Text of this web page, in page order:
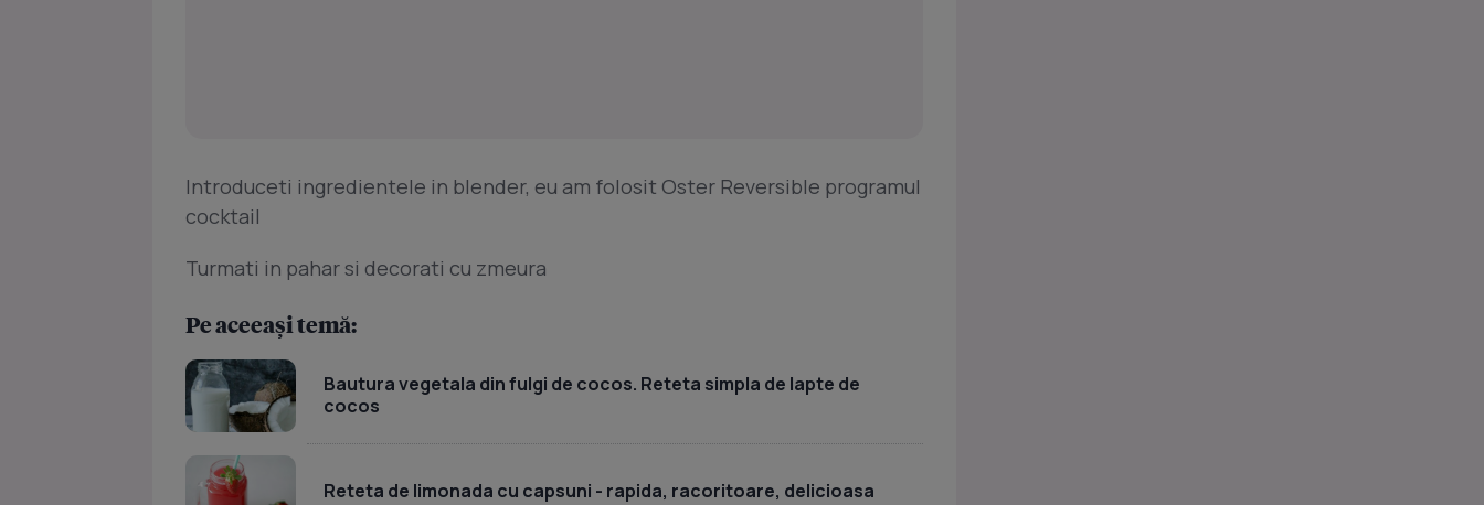
Introduceti ingredientele in blender, eu am folosit Oster Reversible programul
cocktail
Turmati in pahar si decorati cu zmeura
Pe aceeași temă:
Bautura vegetala din fulgi de cocos. Reteta simpla de lapte de
cocos
Reteta de limonada cu capsuni - rapida, racoritoare, delicioasa